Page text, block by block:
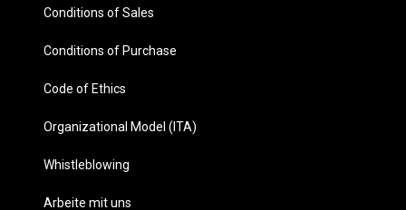
Conditions of Sales
Conditions of Purchase
Code of Ethics
Organizational Model (ITA)
Whistleblowing
Arbeite mit uns